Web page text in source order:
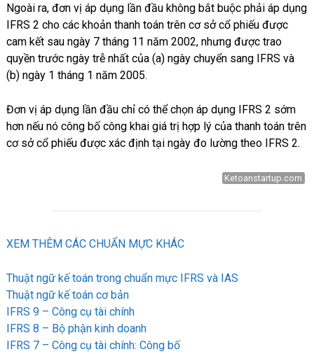
Ngoài ra, đơn vị áp dụng lần đầu không bắt buộc phải áp dụng
IFRS 2 cho các khoản thanh toán trên cơ sở cổ phiếu được
cam kết sau ngày 7 tháng 11 năm 2002, nhưng được trao
quyền trước ngày trễ nhất của (a) ngày chuyển sang IFRS và
(b) ngày 1 tháng 1 năm 2005.
Đơn vị áp dụng lần đầu chỉ có thể chọn áp dụng IFRS 2 sớm
hơn nếu nó công bố công khai giá trị hợp lý của thanh toán trên
cơ sở cổ phiếu được xác định tại ngày đo lường theo IFRS 2.
Ketoanstartup.com
XEM THÊM CÁC CHUẨN MỰC KHÁC
Thuật ngữ kế toán trong chuẩn mực IFRS và IAS
Thuật ngữ kế toán cơ bản
IFRS 9 – Công cụ tài chính
IFRS 8 – Bộ phận kinh doanh
IFRS 7 – Công cụ tài chính: Công bố